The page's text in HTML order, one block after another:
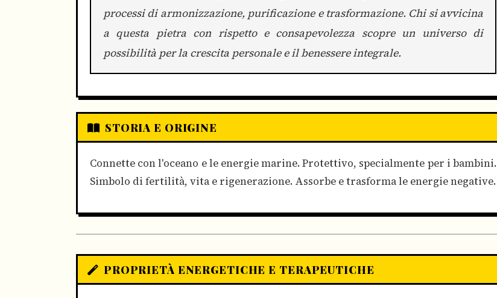
processi di armonizzazione, purificazione e trasformazione. Chi si avvicina
a questa pietra con rispetto e consapevolezza scopre un universo di
possibilità per la crescita personale e il benessere integrale.
STORIA E ORIGINE
Connette con l'oceano e le energie marine. Protettivo, specialmente per i bambini.
Simbolo di fertilità, vita e rigenerazione. Assorbe e trasforma le energie negative.
PROPRIETÀ ENERGETICHE E TERAPEUTICHE